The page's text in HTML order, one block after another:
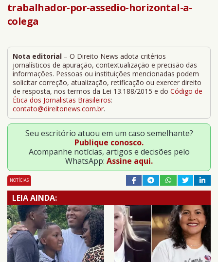
trabalhador-por-assedio-horizontal-a-
colega
Nota editorial – O Direito News adota critérios
jornalísticos de apuração, contextualização e precisão das
informações. Pessoas ou instituições mencionadas podem
solicitar correção, atualização, retificação ou exercer direito
de resposta, nos termos da Lei 13.188/2015 e do Código de
Ética dos Jornalistas Brasileiros:
contato@direitonews.com.br.
Seu escritório atuou em um caso semelhante?
Publique conosco.
Acompanhe notícias, artigos e decisões pelo
WhatsApp: Assine aqui.
NOTÍCIAS
LEIA AINDA: